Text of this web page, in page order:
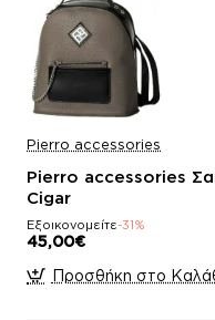
Pierro accessories
Pierro accessories
Cigar
Εξοικονομείτε-31%
45,00€
Προσθήκη στο